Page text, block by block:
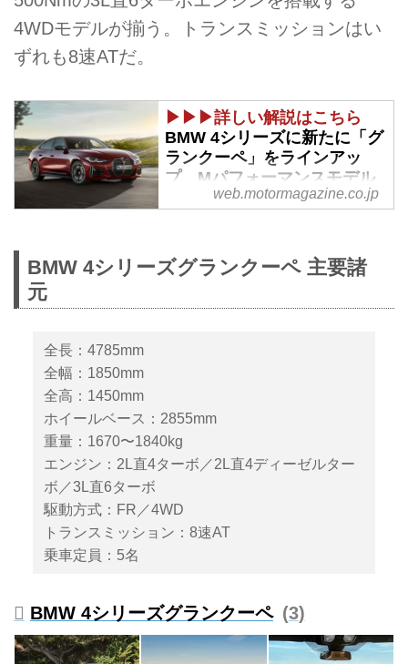
4WDモデルが揃う。トランスミッションはい
ずれも8速ATだ。
▶▶▶詳しい解説はこちら
BMW 4シリーズに新たに「グ
ランクーペ」をラインアッ
プ。Mパフォーマンスモデル
「M440i xDrive」も登場 -
は「4シリーズ グランクーペ」
ーマンスモデル「M440i xDriveグ
web.motormagazine.co.jp
BMW 4シリーズグランクーペ 主要諸
元
全長：4785mm
全幅：1850mm
全高：1450mm
ホイールベース：2855mm
重量：1670〜1840kg
エンジン：2L直4ターボ／2L直4ディーゼルター
ボ／3L直6ターボ
駆動方式：FR／4WD
トランスミッション：8速AT
乗車定員：5名
BMW 4シリーズグランクーペ 3